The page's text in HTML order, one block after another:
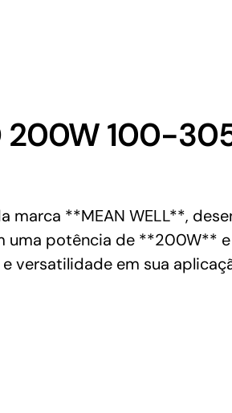
100-
**MEAN WELL**,
uma potência de **200W**
versatilidade em sua